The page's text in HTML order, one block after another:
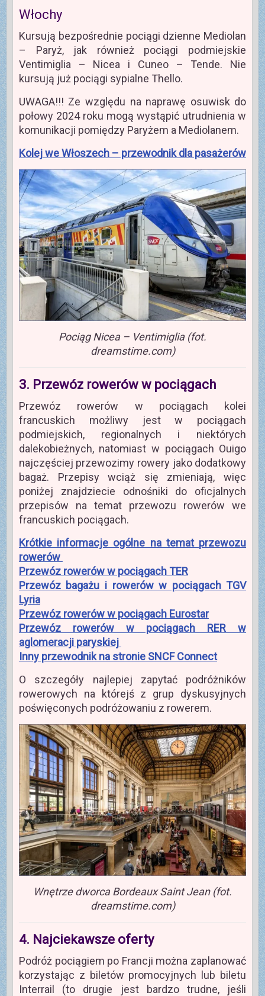
Włochy
Kursują bezpośrednie pociągi dzienne Mediolan
– Paryż, jak również pociągi podmiejskie
Ventimiglia – Nicea i Cuneo – Tende. Nie
kursują już pociągi sypialne Thello.
UWAGA!!! Ze względu na naprawę osuwisk do
połowy 2024 roku mogą wystąpić utrudnienia w
komunikacji pomiędzy Paryżem a Mediolanem.
Kolej we Włoszech – przewodnik dla pasażerów
Pociąg Nicea – Ventimiglia (fot.
dreamstime.com)
3. Przewóz rowerów w pociągach
Przewóz rowerów w pociągach kolei
francuskich możliwy jest w pociągach
podmiejskich, regionalnych i niektórych
dalekobieżnych, natomiast w pociągach Ouigo
najczęściej przewozimy rowery jako dodatkowy
bagaż. Przepisy wciąż się zmieniają, więc
poniżej znajdziecie odnośniki do oficjalnych
przepisów na temat przewozu rowerów we
francuskich pociągach.
Krótkie informacje ogólne na temat przewozu
rowerów
Przewóz rowerów w pociągach TER
Przewóz bagażu i rowerów w pociągach TGV
Lyria
Przewóz rowerów w pociągach Eurostar
Przewóz rowerów w pociągach RER w
aglomeracji paryskiej
Inny przewodnik na stronie SNCF Connect
O szczegóły najlepiej zapytać podróżników
rowerowych na którejś z grup dyskusyjnych
poświęconych podróżowaniu z rowerem.
Wnętrze dworca Bordeaux Saint Jean (fot.
dreamstime.com)
4. Najciekawsze oferty
Podróż pociągiem po Francji można zaplanować
korzystając z biletów promocyjnych lub biletu
Interrail (to drugie jest bardzo trudne, jeśli